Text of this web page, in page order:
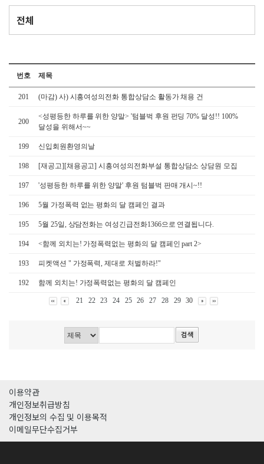
번호 제목
201 (마감) 사) 시흥여성의전화 통합상담소 활동가 채용 건
200
<성평등한 하루를 위한 양말> '텀블벅 후원 펀딩 70% 달성!! 100%
달성을 위해서~~
199 신입회원환영의날
198 [재공고][채용공고] 시흥여성의전화부설 통합상담소 상담원 모집
197 '성평등한 하루를 위한 양말' 후원 텀블벅 판매 개시~!!
196 5월 가정폭력 없는 평화의 달 캠페인 결과
195 5월 25일, 상담전화는 여성긴급전화1366으로 연결됩니다.
194 <함께 외치는! 가정폭력없는 평화의 달 캠페인 part 2>
193 피켓액션 " 가정폭력, 제대로 처벌하라!"
192 함께 외치는! 가정폭력없는 평화의 달 캠페인
21 22 23 24 25 26 27 28 29 30
이용약관
개인정보취급방침
개인정보의 수집 및 이용목적
이메일무단수집거부